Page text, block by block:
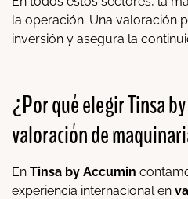
la operación. Una valoración
inversión y asegura la
¿Por qué elegir Tinsa
valoración de
En Tinsa by Accumin
experiencia internacional en